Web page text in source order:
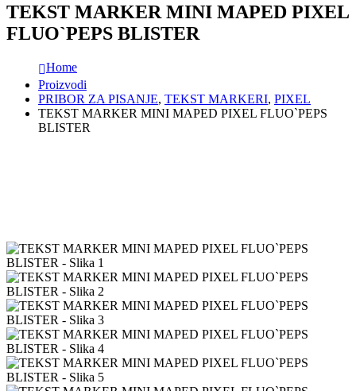
TEKST MARKER MINI MAPED PIXEL
FLUO`PEPS BLISTER
Home
Proizvodi
PRIBOR ZA PISANJE, TEKST MARKERI, PIXEL
TEKST MARKER MINI MAPED PIXEL FLUO`PEPS
BLISTER